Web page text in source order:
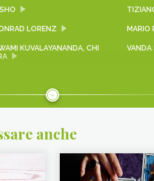
LORENZ MARIO
KUVALAYANANDA, CHI
VANDA
WENYAN CHI È
anche